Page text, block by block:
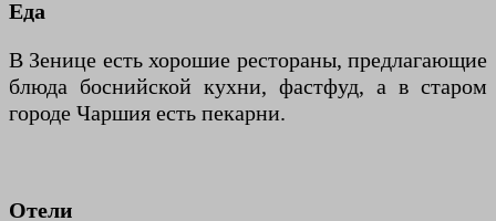
Еда
В Зенице есть хорошие рестораны, предлагающие
блюда боснийской кухни, фастфуд, а в старом
городе Чаршия есть пекарни.
Отели